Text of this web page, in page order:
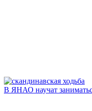
В ЯНАО научат